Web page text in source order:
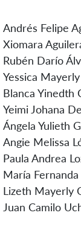
Andrés Felipe
Xiomara
Rubén Darío
Yessica
Blanca Yinedth
Yeimi Johana
Ángela Yulieth
Angie Melissa
Paula Andrea
María
Lizeth Mayerly
Juan Camilo